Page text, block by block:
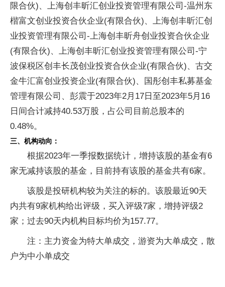
限合伙)、上海创丰昕汇创业投资管理有限公司-温州东
楷富文创业投资合伙企业(有限合伙)、上海创丰昕汇创
业投资管理有限公司-上海创丰昕舟创业投资合伙企业
(有限合伙)、上海创丰昕汇创业投资管理有限公司-宁
波保税区创丰长茂创业投资合伙企业(有限合伙)、古交
金牛汇富创业投资企业(有限合伙)、国彤创丰私募基金
管理有限公司、彭震于2023年2月17日至2023年5月16
日间合计减持40.53万股，占公司目前总股本的
0.48%。
三、机构动向：
根据2023年一季报数据统计，增持该股的基金有6
家无减持该股的基金，目前持有该股的基金共有6家。
该股是投研机构较为关注的标的。该股最近90天
内共有9家机构给出评级，买入评级7家，增持评级2
家；过去90天内机构目标均价为157.77。
注：主力资金为特大单成交，游资为大单成交，散
户为中小单成交